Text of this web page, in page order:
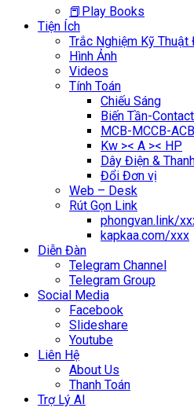
📕Play Books
Tiện Ích
Trắc Nghiệm Kỹ Thuật
Hình Ảnh
Videos
Tính Toán
Chiếu Sáng
Biến Tần-
MCB-MCCB-
Kw >< A >< HP
Dây Điện &
Đổi Đơn vị
Web – Desk
Rút Gọn Link
phongvan.link/
kapkaa.com/xxx
Diễn Đàn
Telegram Channel
Telegram Group
Social Media
Facebook
Slideshare
Youtube
Liên Hệ
About Us
Thanh Toán
Trợ Lý AI